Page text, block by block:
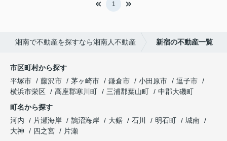
1
湘南で不動産を探すなら湘南人不動産 新宿の不動産一覧
市区町村から探す
平塚市
藤沢市 茅ヶ崎市 鎌倉市 小田原市
逗子市
横浜市栄区
高座郡寒川町 三浦郡葉山町
中郡大磯町
町名から探す
河内
片瀬海岸 鵠沼海岸 大鋸 石川 明石町
城南
大神
四之宮
片瀬